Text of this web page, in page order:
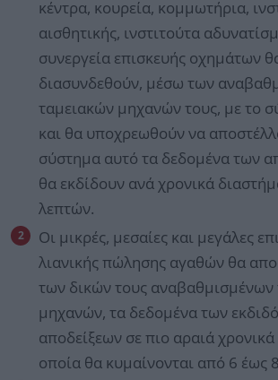
κέντρα, κουρεία, κομμωτήρια,
αισθητικής, ινστιτούτα
συνεργεία επισκευής οχημάτων
διασυνδεθούν, μέσω των
ταμειακών μηχανών τους, με το
και θα υποχρεωθούν να
σύστημα αυτό τα δεδομένα των
θα εκδίδουν ανά χρονικά
λεπτών.
Οι μικρές, μεσαίες και μεγάλες
λιανικής πώλησης αγαθών θα
των δικών τους αναβαθμισμένων
μηχανών, τα δεδομένα των
αποδείξεων σε πιο αραιά
οποία θα κυμαίνονται από 6 έως